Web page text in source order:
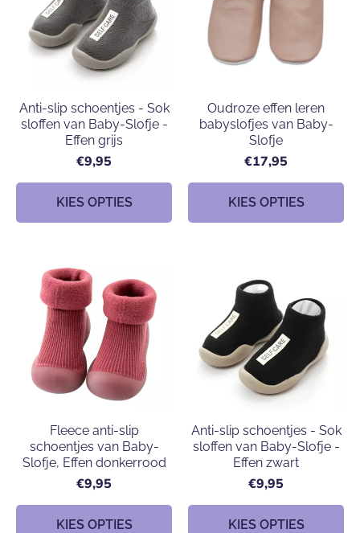
Anti-slip schoentjes - Sok
sloffen van Baby-Slofje -
Effen grijs
€9,95
KIES OPTIES
Oudroze effen leren
babyslofjes van Baby-
Slofje
€17,95
KIES OPTIES
Fleece anti-slip
schoentjes van Baby-
Slofje, Effen donkerrood
€9,95
KIES OPTIES
Anti-slip schoentjes - Sok
sloffen van Baby-Slofje -
Effen zwart
€9,95
KIES OPTIES